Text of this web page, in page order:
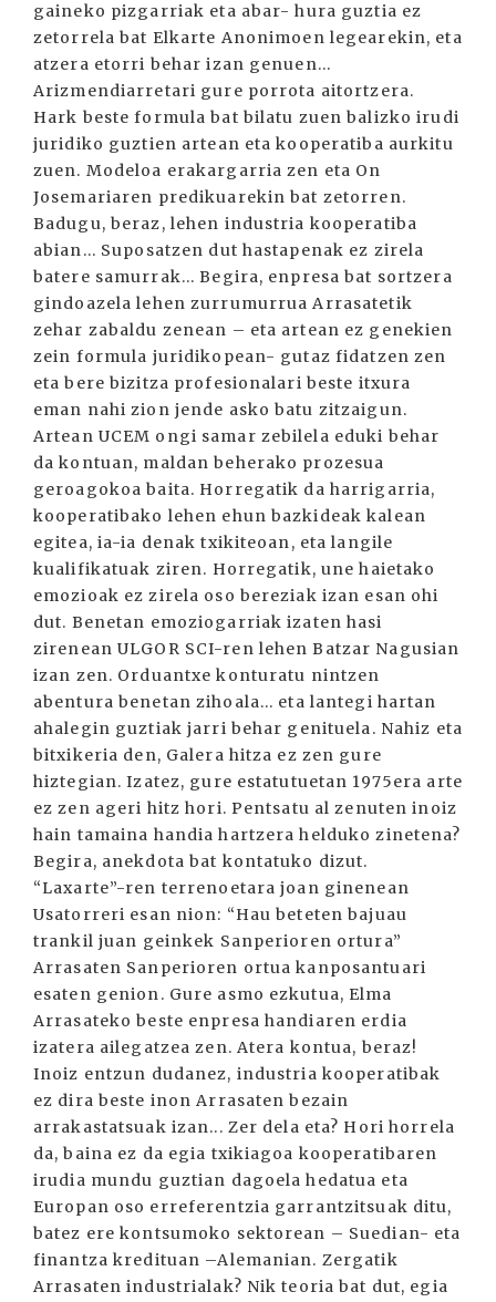
gaineko pizgarriak eta abar- hura guztia ez
zetorrela bat Elkarte Anonimoen legearekin, eta
atzera etorri behar izan genuen...
Arizmendiarretari gure porrota aitortzera.
Hark beste formula bat bilatu zuen balizko irudi
juridiko guztien artean eta kooperatiba aurkitu
zuen. Modeloa erakargarria zen eta On
Josemariaren predikuarekin bat zetorren.
Badugu, beraz, lehen industria kooperatiba
abian... Suposatzen dut hastapenak ez zirela
batere samurrak... Begira, enpresa bat sortzera
gindoazela lehen zurrumurrua Arrasatetik
zehar zabaldu zenean – eta artean ez genekien
zein formula juridikopean- gutaz fidatzen zen
eta bere bizitza profesionalari beste itxura
eman nahi zion jende asko batu zitzaigun.
Artean UCEM ongi samar zebilela eduki behar
da kontuan, maldan beherako prozesua
geroagokoa baita. Horregatik da harrigarria,
kooperatibako lehen ehun bazkideak kalean
egitea, ia-ia denak txikiteoan, eta langile
kualifikatuak ziren. Horregatik, une haietako
emozioak ez zirela oso bereziak izan esan ohi
dut. Benetan emoziogarriak izaten hasi
zirenean ULGOR SCI-ren lehen Batzar Nagusian
izan zen. Orduantxe konturatu nintzen
abentura benetan zihoala... eta lantegi hartan
ahalegin guztiak jarri behar genituela. Nahiz eta
bitxikeria den, Galera hitza ez zen gure
hiztegian. Izatez, gure estatutuetan 1975era arte
ez zen ageri hitz hori. Pentsatu al zenuten inoiz
hain tamaina handia hartzera helduko zinetena?
Begira, anekdota bat kontatuko dizut.
“Laxarte”-ren terrenoetara joan ginenean
Usatorreri esan nion: “Hau beteten bajuau
trankil juan geinkek Sanperioren ortura”
Arrasaten Sanperioren ortua kanposantuari
esaten genion. Gure asmo ezkutua, Elma
Arrasateko beste enpresa handiaren erdia
izatera ailegatzea zen. Atera kontua, beraz!
Inoiz entzun dudanez, industria kooperatibak
ez dira beste inon Arrasaten bezain
arrakastatsuak izan... Zer dela eta? Hori horrela
da, baina ez da egia txikiagoa kooperatibaren
irudia mundu guztian dagoela hedatua eta
Europan oso erreferentzia garrantzitsuak ditu,
batez ere kontsumoko sektorean – Suedian- eta
finantza kredituan –Alemanian. Zergatik
Arrasaten industrialak? Nik teoria bat dut, egia